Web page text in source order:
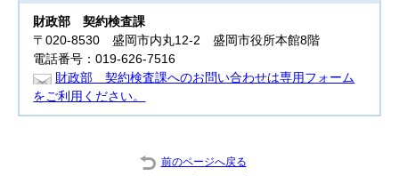
財政部契約検査課
〒020-8530 盛岡市内丸12-2 盛岡市役所本館8階
電話番号：019-626-7516
財政部 契約検査課へのお問い合わせは専用フォーム
をご利用ください。
前のページへ戻る